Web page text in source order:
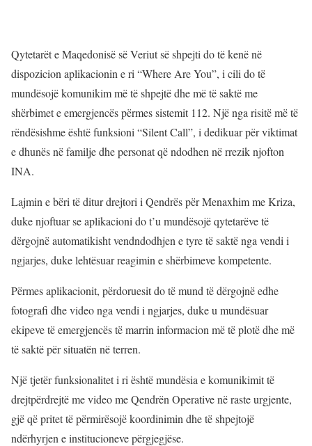
Qytetarët e Maqedonisë së Veriut së shpejti do të kenë në
dispozicion aplikacionin e ri “Where Are You”, i cili do të
mundësojë komunikim më të shpejtë dhe më të saktë me
shërbimet e emergjencës përmes sistemit 112. Një nga risitë më të
rëndësishme është funksioni “Silent Call”, i dedikuar për viktimat
e dhunës në familje dhe personat që ndodhen në rrezik njofton
INA.
Lajmin e bëri të ditur drejtori i Qendrës për Menaxhim me Kriza,
duke njoftuar se aplikacioni do t’u mundësojë qytetarëve të
dërgojnë automatikisht vendndodhjen e tyre të saktë nga vendi i
ngjarjes, duke lehtësuar reagimin e shërbimeve kompetente.
Përmes aplikacionit, përdoruesit do të mund të dërgojnë edhe
fotografi dhe video nga vendi i ngjarjes, duke u mundësuar
ekipeve të emergjencës të marrin informacion më të plotë dhe më
të saktë për situatën në terren.
Një tjetër funksionalitet i ri është mundësia e komunikimit të
drejtpërdrejtë me video me Qendrën Operative në raste urgjente,
gjë që pritet të përmirësojë koordinimin dhe të shpejtojë
ndërhyrjen e institucioneve përgjegjëse.